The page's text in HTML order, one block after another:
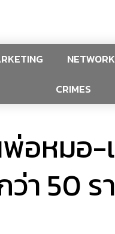
CRIMES
อหมอ
า 50